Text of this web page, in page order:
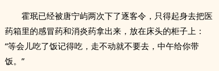
霍珉已经被唐宁屿两次下了逐客令，只得起身去把医
药箱里的感冒药和消炎药拿出来，放在床头的柜子上：
“等会儿吃了饭记得吃，走不动就不要去，中午给你带
饭。”